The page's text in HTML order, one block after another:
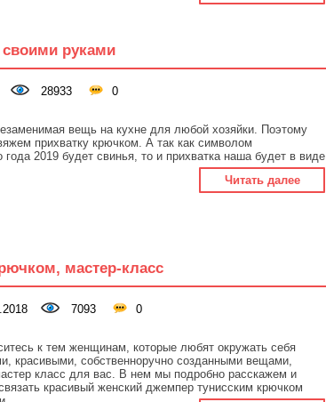
руками
28933 0
вещь на кухне для любой хозяйки. Поэтому
прихватку крючком. А так как символом
года 2019 будет свинья, то и прихватка наша будет в виде
Читать далее
мастер-класс
7093 0
к тем женщинам, которые любят окружать себя
красивыми, собственноручно созданными вещами,
класс для вас. В нем мы подробно расскажем и
красивый женский джемпер тунисским крючком